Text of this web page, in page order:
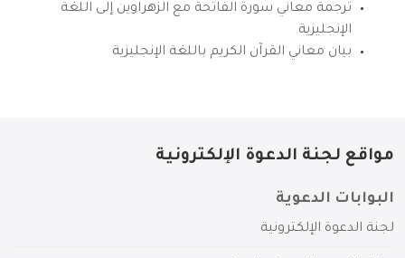
ترجمة معاني سورة الفاتحة مع الزهراوين إلى اللغة
الإنجليزية
بيان معاني القرآن الكريم باللغة الإنجليزية
مواقع لجنة الدعوة الإلكترونية
البوابات الدعوية
لجنة الدعوة الإلكترونية